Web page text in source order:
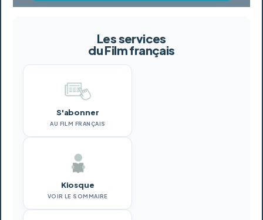
Les services
du Film français
S'abonner
AU FILM FRANÇAIS
Kiosque
VOIR LE SOMMAIRE